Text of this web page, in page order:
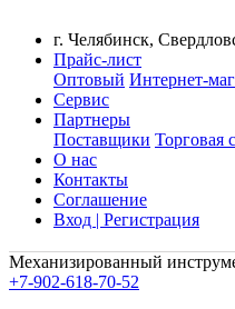
г. Челябинск,
Прайс-лист
Оптовый Интернет-
Сервис
Партнеры
Поставщики Торговая
О нас
Контакты
Соглашение
Вход | Регистрация
Механизированный
+7-902-618-70-52